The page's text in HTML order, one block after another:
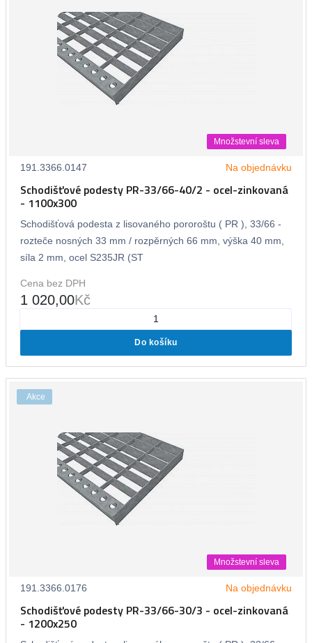
Množstevní sleva
191.3366.0147 Na objednávku
Schodišťové podesty PR-33/66-40/2 - ocel-zinkovaná
- 1100x300
Schodišťová podesta z lisovaného pororoštu ( PR ), 33/66 -
rozteče nosných 33 mm / rozpěrných 66 mm, výška 40 mm,
síla 2 mm, ocel S235JR (ST
Cena bez DPH
1 020,00Kč
Do košíku
Akce
Množstevní sleva
191.3366.0176 Na objednávku
Schodišťové podesty PR-33/66-30/3 - ocel-zinkovaná
- 1200x250